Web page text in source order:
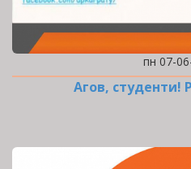
пн 07-
Агов, студенти!